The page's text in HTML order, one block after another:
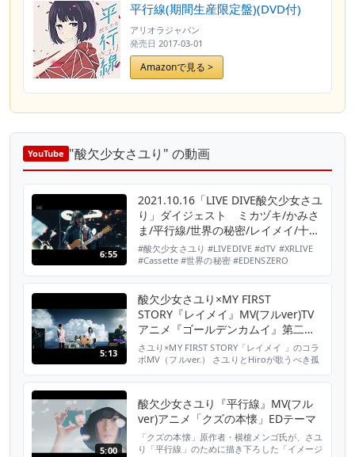
平行線(期間生産限定盤)(DVD付)
アリオラジャパン
発売日 2017-03-01
Amazonで見る >
YouTube "酸欠少女さユり" の動画
6:55
2021.10.16「LIVE DIVE酸欠少女さユ
り」ダイジェスト ミカヅキ/かみさ
ま/平行線/世界の秘密/レイメイ/十億
年/フラレガイガール/それは小さな光
のような・・・
#酸欠少女さユり #LIVEDIVE #dTV #XRLIVE
#Cassette #世界の秘密 #EDENSZERO
世界観を、大型LEDのステージの光と映像の演
出と最新の映像テクノロジーで表現する没入型
オンラインライブ企画「LIVE DI...
5:13
酸欠少女さユり×MY FIRST
STORY『レイメイ』MV(フルver)TV
アニメ『ゴールデンカムイ』第二期
OPテーマ
さユり×MY FIRST STORY「レイメイ 」のコラ
ボMV（フルver.） さユりとHiroが歌うべき孤
CGにより衝撃的かつ深淵に描いた、さユり
×MY FIRST STORYの壮大な一大絵巻。
5:00
酸欠少女さユり『平行線』MV(フル
ver)アニメ「クズの本懐」EDテーマ
「クズの本懐」原作者・横槍メンゴ氏が、さユ
り「平行線」のために描き下ろした「イメージ